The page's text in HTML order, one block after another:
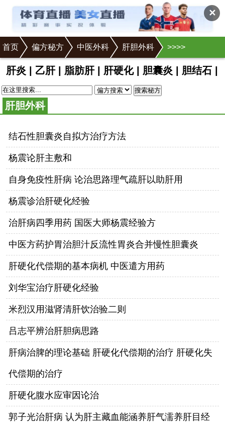
✕
首页 >
偏方秘方 >
中医外科 >
肝胆外科 >
肝炎 | 乙肝| 脂肪肝| 肝硬化| 胆囊炎 | 胆结石 |
搜索秘方
肝胆外科
结石性胆囊炎自拟方治疗方法
杨震论肝主敷和
自身免疫性肝病 论治思路理气疏肝以助肝用
杨震诊治肝硬化经验
治肝病四季用药 国医大师杨震经验方
中医方药护胃治胆汁反流性胃炎合并慢性胆囊炎
肝硬化代偿期的基本病机 中医遣方用药
刘华宝治疗肝硬化经验
米烈汉用滋肾清肝饮治验二则
吕志平辨治肝胆病思路
肝病治脾的理论基础 肝硬化代偿期的治疗 肝硬化失
代偿期的治疗
肝硬化腹水应审因论治
郭子光治肝病 认为肝主藏血能涵养肝气濡养肝目经